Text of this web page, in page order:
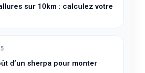
sur 10km : calculez votre
d’un sherpa pour monter